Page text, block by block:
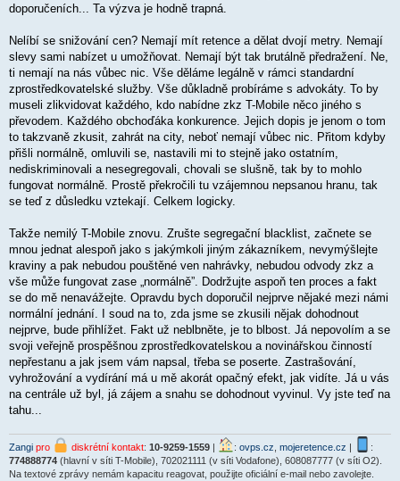
doporučeních... Ta výzva je hodně trapná.
Nelíbí se snižování cen? Nemají mít retence a dělat dvojí metry. Nemají
slevy sami nabízet u umožňovat. Nemají být tak brutálně předražení. Ne,
ti nemají na nás vůbec nic. Vše děláme legálně v rámci standardní
zprostředkovatelské služby. Vše důkladně probíráme s advokáty. To by
museli zlikvidovat každého, kdo nabídne zkz T-Mobile něco jiného s
převodem. Každého obchoďáka konkurence. Jejich dopis je jenom o tom
to takzvaně zkusit, zahrát na city, neboť nemají vůbec nic. Přitom kdyby
přišli normálně, omluvili se, nastavili mi to stejně jako ostatním,
nediskriminovali a nesegregovali, chovali se slušně, tak by to mohlo
fungovat normálně. Prostě překročili tu vzájemnou nepsanou hranu, tak
se teď z důsledku vztekají. Celkem logicky.
Takže nemilý T-Mobile znovu. Zrušte segregační blacklist, začnete se
mnou jednat alespoň jako s jakýmkoli jiným zákazníkem, nevymýšlejte
kraviny a pak nebudou pouštěné ven nahrávky, nebudou odvody zkz a
vše může fungovat zase „normálně”. Dodržujte aspoň ten proces a fakt
se do mě nenavážejte. Opravdu bych doporučil nejprve nějaké mezi námi
normální jednání. I soud na to, zda jsme se zkusili nějak dohodnout
nejprve, bude přihlížet. Fakt už neblbněte, je to blbost. Já nepovolím a se
svoji veřejně prospěšnou zprostředkovatelskou a novinářskou činností
nepřestanu a jak jsem vám napsal, třeba se poserte. Zastrašování,
vyhrožování a vydírání má u mě akorát opačný efekt, jak vidíte. Já u vás
na centrále už byl, já zájem a snahu se dohodnout vyvinul. Vy jste teď na
tahu...
Zangi pro diskrétní kontakt: 10-9259-1559 : ovps.cz mojeretence.cz
:
774888774 (hlavní v síti T-Mobile), 702021111 (v síti Vodafone), 608087777 (v síti O2).
Na textové zprávy nemám kapacitu reagovat, použijte oficiální e-mail nebo zavolejte.